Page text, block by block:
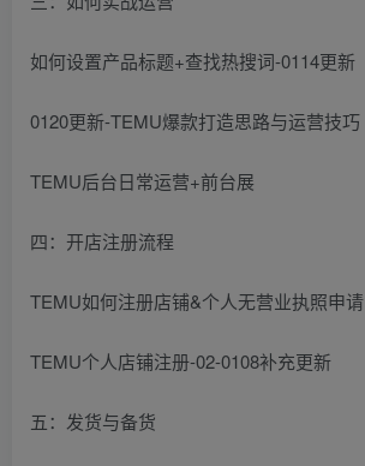
如何设置产品标题+查找热搜词-0114更新
0120更新-TEMU爆款打造思路与运营技巧
TEMU后台日常运营+前台展
四：开店注册流程
TEMU如何注册店铺&个人无营业执照申请
TEMU个人店铺注册-02-0108补充更新
五：发货与备货